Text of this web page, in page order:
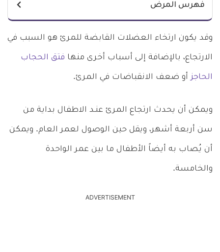
فهرس المرض
وقد يكون ارتخاء العضلات القابضة للمرئ هو السبب في
الارتجاع، بالإضافة إلى أسباب أخرى منها فتق الحجاب
الحاجز أو ضعف الانقباضات في المرئ.
ويمكن أن يحدث ارتجاع المرئ عنـد الاطفال بداية من
سن أربعة أشهر، ويقل حين الوصول لعمر العام. ويمكن
أن يُصاب به أيضاً الأطفال ما بين عمر الواحدة
والخامسة.
ADVERTISEMENT